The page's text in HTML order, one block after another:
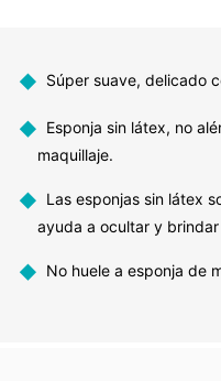
◆ Súper suave, delicado
◆ Esponja sin látex, no
maquillaje.
◆ Las esponjas sin látex
ayuda a ocultar y
◆ No huele a esponja de